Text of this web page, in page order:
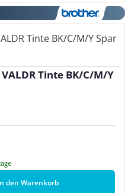
Tinte BK/C/M/Y
den Warenkorb